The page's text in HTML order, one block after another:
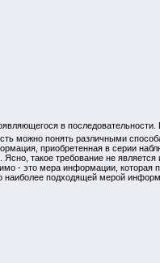
в
можно понять различными
приобретенная в серии
Ясно, такое требование не
- это мера информации,
наиболее подходящей мерой